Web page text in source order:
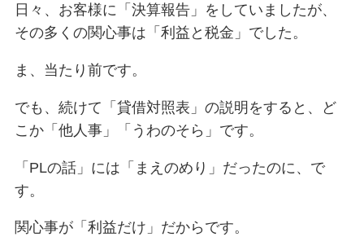
日々、お客様に「決算報告」をしていましたが、
その多くの関心事は「利益と税金」でした。
ま、当たり前です。
でも、続けて「貸借対照表」の説明をすると、ど
こか「他人事」「うわのそら」です。
「PLの話」には「まえのめり」だったのに、で
す。
関心事が「利益だけ」だからです。